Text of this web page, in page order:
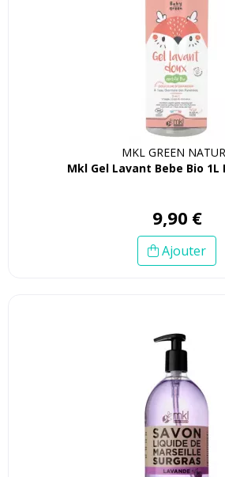
MKL GREEN
Mkl Gel Lavant Bebe Bio 1L
9,90 €
Ajouter